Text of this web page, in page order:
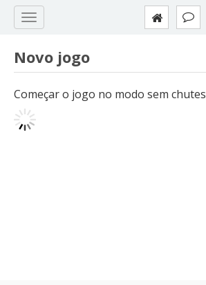
Novo jogo
Começar o jogo no modo sem chutes